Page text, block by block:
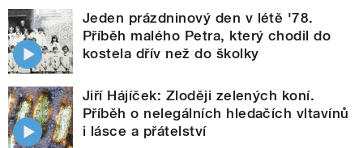
Jeden prázdninový den v létě '78.
Příběh malého Petra, který chodil do
kostela dřív než do školky
Jiří Hájíček: Zloději zelených koní.
Příběh o nelegálních hledačích vltavínů
i lásce a přátelství